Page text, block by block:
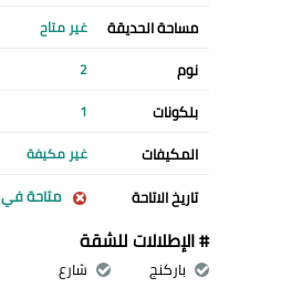
مساحة الحديقة غير متاح
نوم 2
بلكونات 1
المكيفات غير مكيفة
تاريخ الاتاحة متاحة في 2027-05-31
# الإطلالات للشقة
باركنج شارع